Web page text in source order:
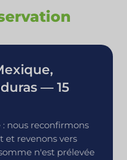
— 15
nous reconfirmons
et revenons vers
n'est prélevée